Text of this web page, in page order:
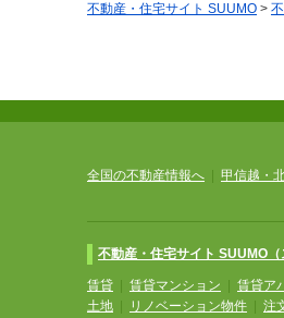
不動産・住宅サイト SUUMO >
全国の不動産情報へ 甲信越・
不動産・住宅サイト SUUMO（
賃貸 賃貸マンション 賃貸ア
土地
リノベーション物件 注